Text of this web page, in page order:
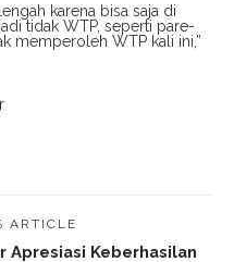
karena bisa saja di
tidak WTP, seperti pare-
memperoleh WTP kali ini,”
ARTICLE
Apresiasi Keberhasilan